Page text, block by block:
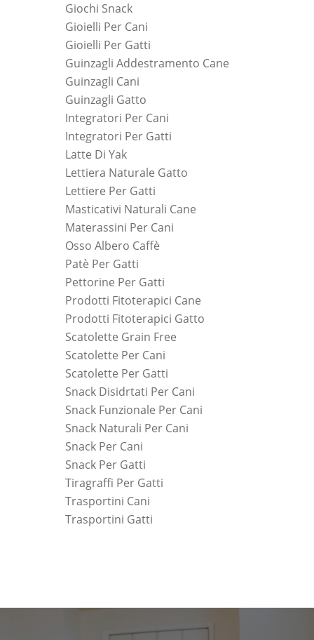
Giochi Snack
Gioielli Per Cani
Gioielli Per Gatti
Guinzagli Addestramento Cane
Guinzagli Cani
Guinzagli Gatto
Integratori Per Cani
Integratori Per Gatti
Latte Di Yak
Lettiera Naturale Gatto
Lettiere Per Gatti
Masticativi Naturali Cane
Materassini Per Cani
Osso Albero Caffè
Patè Per Gatti
Pettorine Per Gatti
Prodotti Fitoterapici Cane
Prodotti Fitoterapici Gatto
Scatolette Grain Free
Scatolette Per Cani
Scatolette Per Gatti
Snack Disidrtati Per Cani
Snack Funzionale Per Cani
Snack Naturali Per Cani
Snack Per Cani
Snack Per Gatti
Tiragraffi Per Gatti
Trasportini Cani
Trasportini Gatti